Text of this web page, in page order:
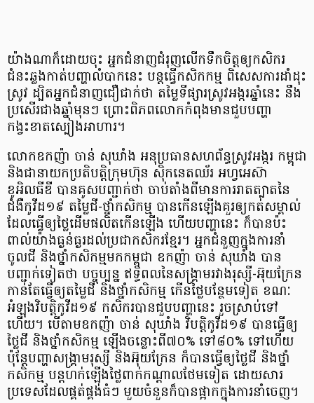
យ៉ាងណាក៏ដោយចុះ អ្នកជំនាញជំរុញលើកទឹកចិត្តឲ្យកសិករ
ជំនះឆ្លងកាត់បញ្ហាលំបាកនេះ បន្ដធ្វើកសិកកម្ម ពិសេសការដាំដុះ
ស្រូវ ដ្បិតអ្នកជំនាញជឿជាក់ថា តម្លៃទីផ្សារស្រូវអង្ករឆ្នាំនេះ នឹង
ប្រសើរជាងឆ្នាំមុនៗ ព្រោះពិភពលោកកំពុងមានជួបបញ្ហា
កង្វះខាតស្បៀងអាហារ។
លោកឧកញ៉ា ចាន់ សុឃាំង អនុប្រធានសហព័ន្ធស្រូវអង្ករ កម្ពុជា
និងជានាយកប្រតិបត្តិក្រុមហ៊ុន ស៊ិកនេតឈ័រ អហ្វអេស៊ា
ខូអិលធីឌី បានគូសបញ្ជាក់ថា ចាប់តាំងពីមានការរាតត្បាតនៃ
ជំងឺកូវីដ១៩ តម្លៃជី-ថ្នាំកសិកម្ម បានកើនឡើងគួរឲ្យកត់សម្គាល់
ដែលធ្វើឲ្យថ្លៃដើមផលិតកើនឡើង ហើយបញ្ហានេះ ក៏បានប៉ះ
ពាល់យ៉ាងធ្ងន់ធ្ងរដល់ប្រជាកសិករខ្មែរ។ អ្នកជំនួញក្នុងការនាំ
ចូលជី និងថ្នាំកសិកម្មមកកម្ពុជា ឧកញ៉ា ចាន់ សុឃាំង បាន
បញ្ជាក់ទៀតថា បច្ចុប្បន្ន ឥទ្ធិពលនៃសង្រ្គាមរវាងរុស្សី-អ៊ុយក្រែន
កាន់តែធ្វើឲ្យតម្លៃជី និងថ្នាំកសិកម្ម កើនថ្លៃបន្ថែមទៀត ខណៈ
អំឡុងវិបត្តិកូវីដ១៩ កសិករបានជួបបញ្ហានេះ រួចស្រាប់ទៅ
ហើយ។ បើតាមឧកញ៉ា ចាន់ សុឃាំង វិបត្តិកូវីដ១៩ បានធ្វើឲ្យ
ថ្លៃជី និងថ្នាំកសិកម្ម ឡើងចន្លោះពី៧០% ទៅ៨០% ទៅហើយ
ប៉ុន្ដែបញ្ហាសង្រ្គាមរុស្សី និងអ៊ុយក្រែន ក៏បានធ្វើឲ្យថ្លៃជី និងថ្នាំ
កសិកម្ម បន្តហក់ឡើងថ្លៃពាក់កណ្ដាលថែមទៀត ដោយសារ
ប្រទេសដែលផ្គត់ផ្គង់ធំៗ មួយចំនួនក៏បានផ្អាកក្នុងការនាំចេញ។